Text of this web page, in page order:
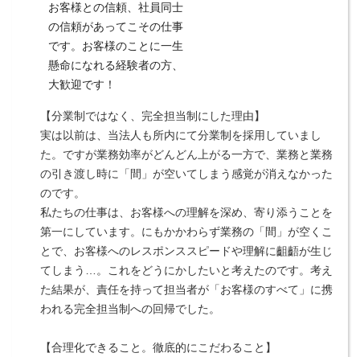
お客様との信頼、社員同士
の信頼があってこその仕事
です。お客様のことに一生
懸命になれる経験者の方、
大歓迎です！
【分業制ではなく、完全担当制にした理由】
実は以前は、当法人も所内にて分業制を採用していまし
た。ですが業務効率がどんどん上がる一方で、業務と業務
の引き渡し時に「間」が空いてしまう感覚が消えなかった
のです。
私たちの仕事は、お客様への理解を深め、寄り添うことを
第一にしています。にもかかわらず業務の「間」が空くこ
とで、お客様へのレスポンススピードや理解に齟齬が生じ
てしまう…。これをどうにかしたいと考えたのです。考え
た結果が、責任を持って担当者が「お客様のすべて」に携
われる完全担当制への回帰でした。
【合理化できること。徹底的にこだわること】